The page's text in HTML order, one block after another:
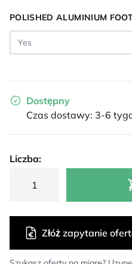
POLISHED ALUMINIUM
Dostępny
Czas dostawy: 3-6
Liczba:
Złóż zapytanie